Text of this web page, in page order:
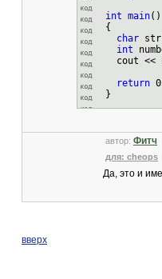
int main()
{
char
int
cout <<
return
}
автор: Фитч
для: cheops
Да, это и
вверх